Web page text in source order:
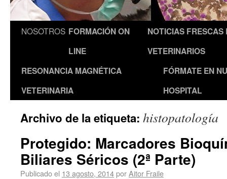
NOSOTROS FORMACIÓN ON
LINE
NOTICIAS FRESCAS
VETERINARIOS
RESONANCIA MAGNÉTICA
VETERINARIA
FÓRMATE EN
HOSPITAL
Archivo de la etiqueta: histopatología
Protegido: Marcadores
Biliares Séricos (2ª Parte)
Publicado el 13 agosto, 2014porAitor Fraile